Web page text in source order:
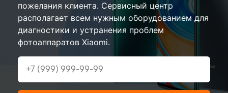
пожелания клиента. Сервисный центр
располагает всем нужным оборудованием для
диагностики и устранения проблем
фотоаппаратов Xiaomi.